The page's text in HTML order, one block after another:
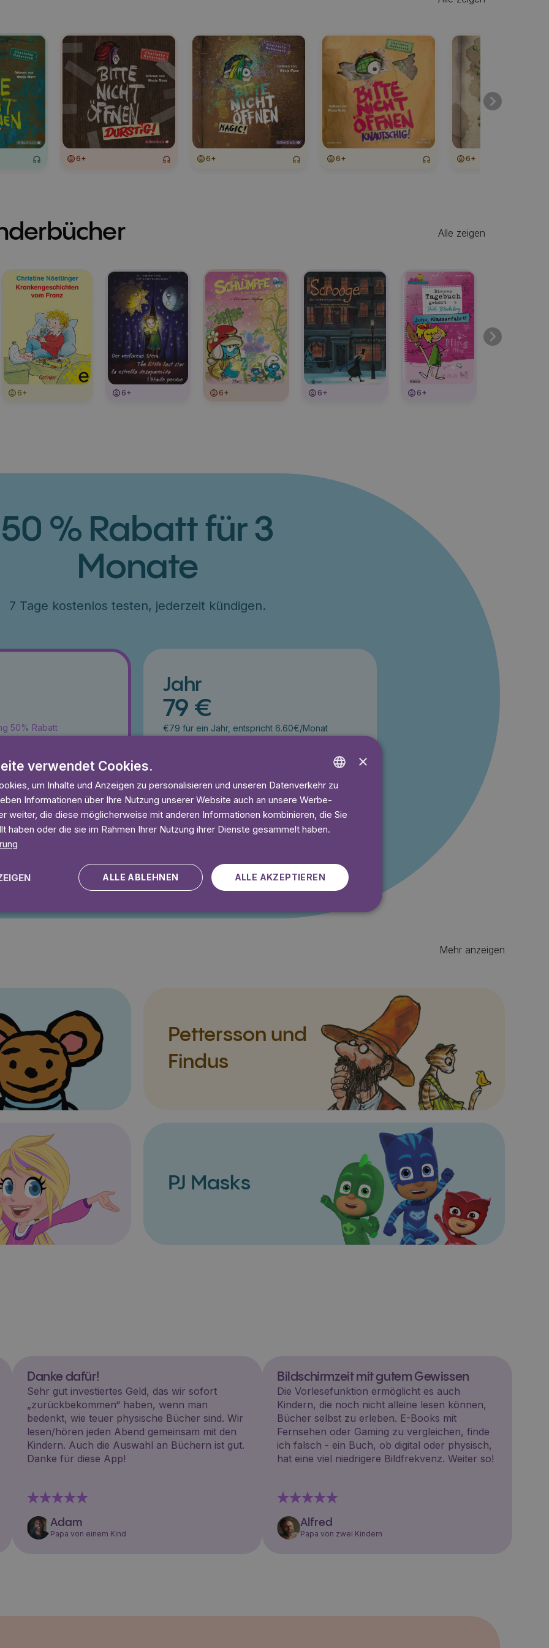
6+ 6+ 6+ 6+
Alle zeigen
6+ 6+ 6+ 6+ 6+
50 % Rabatt für 3
Monate
7 Tage kostenlos testen, jederzeit kündigen.
50% Rabatt
gratis
Jahr
79 €
€79 für ein Jahr, entspricht 6.60€/Monat
Lies 7 Tage gratis
Angebot gültig bis einschließlich 14.09.2026. Nur für Neukunden.
Mehr anzeigen
Pettersson und
Findus
PJ Masks
Danke dafür!
Sehr gut investiertes Geld, das wir sofort
„zurückbekommen“ haben, wenn man
bedenkt, wie teuer physische Bücher sind. Wir
lesen/hören jeden Abend gemeinsam mit den
Kindern. Auch die Auswahl an Büchern ist gut.
Danke für diese App!
Adam
Papa von einem Kind
Bildschirmzeit mit gutem Gewissen
Die Vorlesefunktion ermöglicht es auch
Kindern, die noch nicht alleine lesen können,
Bücher selbst zu erleben. E-Books mit
Fernsehen oder Gaming zu vergleichen, finde
ich falsch - ein Buch, ob digital oder physisch,
hat eine viel niedrigere Bildfrekvenz. Weiter so!
Alfred
Papa von zwei Kindern
ENGLISH
GERMAN
SWEDISH
×
verwendet Cookies.
um Inhalte und Anzeigen zu personalisieren und unseren Datenverkehr zu
Informationen über Ihre Nutzung unserer Website auch an unsere Werbe-
weiter, die diese möglicherweise mit anderen Informationen kombinieren, die Sie
haben oder die sie im Rahmen Ihrer Nutzung ihrer Dienste gesammelt haben.
ALLE AKZEPTIEREN
ALLE ABLEHNEN